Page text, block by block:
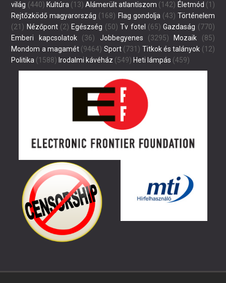
világ (440) Kultúra(13) Alámerült atlantiszom (142) Életmód (1)
Rejtőzködő magyarország (168) Flag gondolja(43) Történelem
(21) Nézőpont(2) Egészség (50) Tv fotel (65) Gazdaság (770)
Emberi kapcsolatok(36) Jobbegyenes (3295) Mozaik (85)
Mondom a magamét (9464) Sport(731) Titkok és talányok (12)
Politika (1588) Irodalmi kávéház (549) Heti lámpás (459)